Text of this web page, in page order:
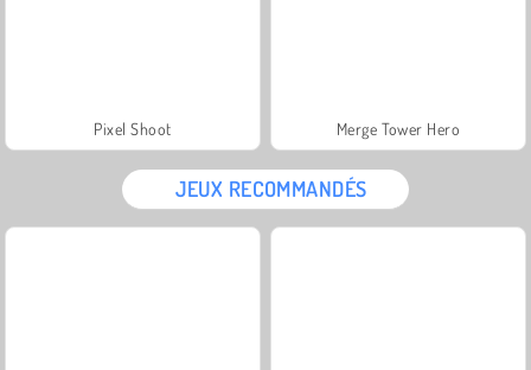
Pixel Shoot Merge Tower Hero
JEUX RECOMMANDÉS